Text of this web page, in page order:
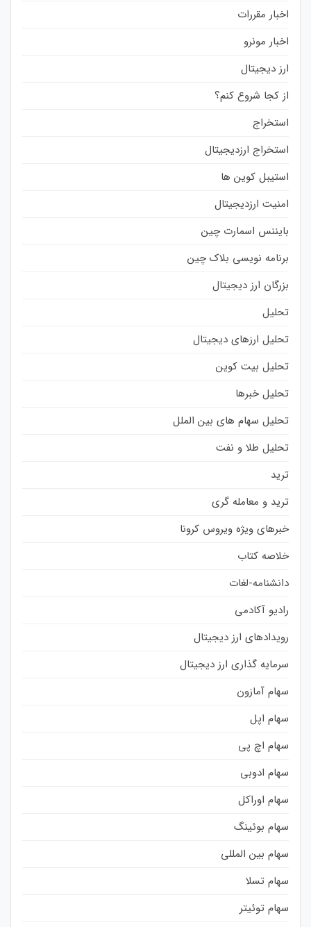
اخبار مقررات
اخبار مونرو
ارز دیجیتال
از کجا شروع کنم؟
استخراج
استخراج ارزدیجیتال
استیبل کوین ها
امنیت ارزدیجیتال
بایننس اسمارت چین
برنامه نویسی بلاک چین
بزرگان ارز دیجیتال
تحلیل
تحلیل ارزهای دیجیتال
تحلیل بیت کوین
تحلیل خبرها
تحلیل سهام های بین الملل
تحلیل طلا و نفت
ترید
ترید و معامله گری
خبرهای ویژه ویروس کرونا
خلاصه کتاب
دانشنامه-لغات
رادیو آکادمی
رویدادهای ارز دیجیتال
سرمایه گذاری ارز دیجیتال
سهام آمازون
سهام اپل
سهام اچ پی
سهام ادوبی
سهام اوراکل
سهام بوئینگ
سهام بین المللی
سهام تسلا
سهام توئیتر